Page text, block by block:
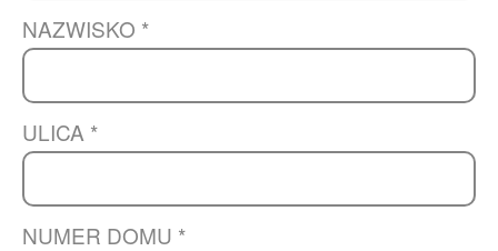
NAZWISKO *
ULICA *
NUMER DOMU *